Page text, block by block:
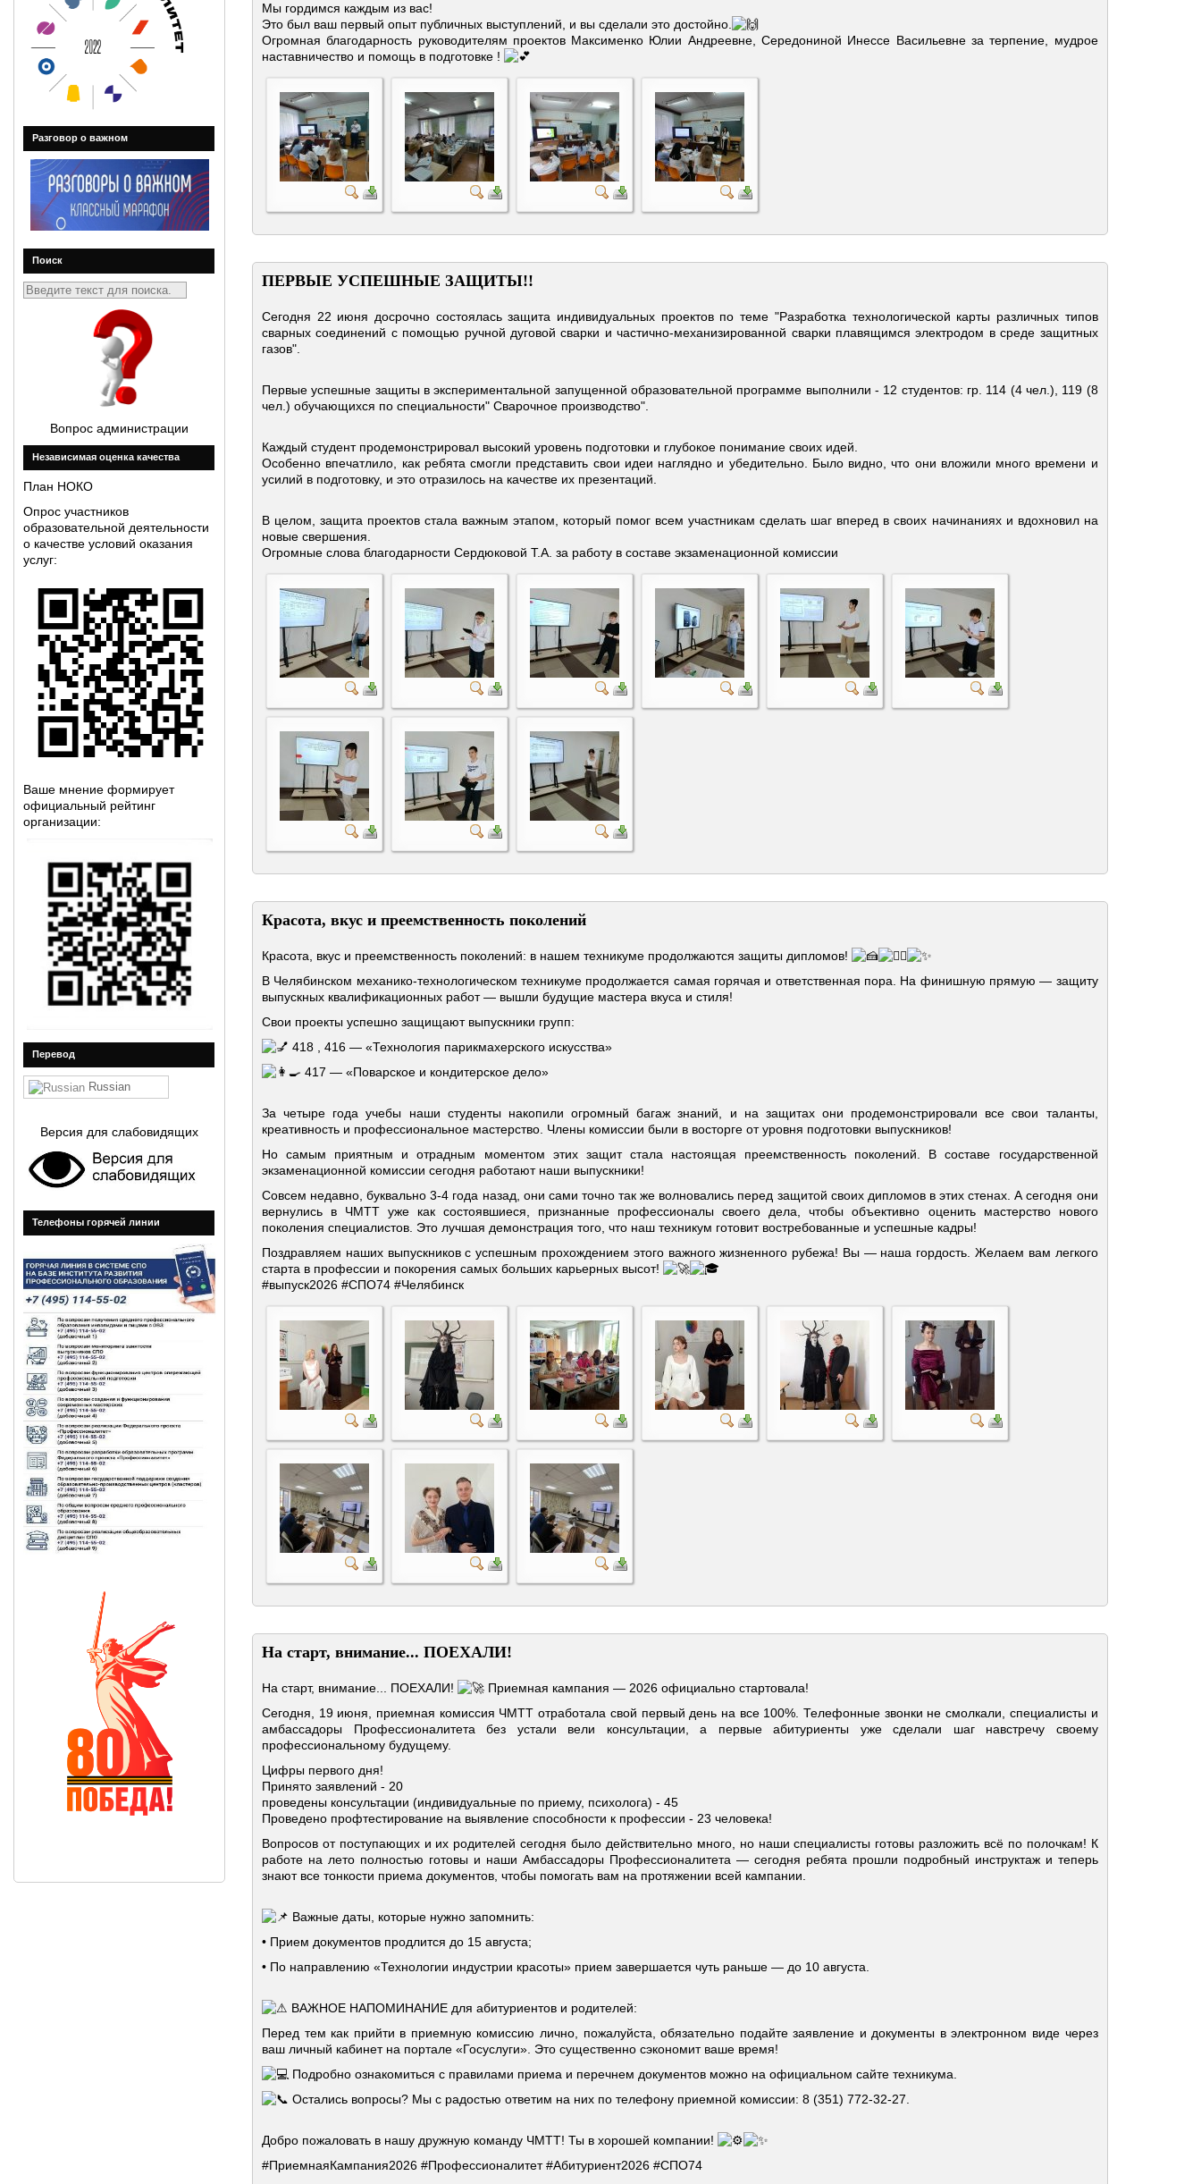
Разговор о важном
Поиск
Вопрос администрации
Незавиcимая оценка качества
План НОКО
Опрос участников
образовательной деятельности
о качестве условий оказания
услуг:
Ваше мнение формирует
официальный рейтинг
организации:
Перевод
Russian
Версия для слабовидящих
Телефоны горячей линии
Мы гордимся каждым из вас!
Это был ваш первый опыт публичных выступлений, и вы сделали это достойно.
Огромная благодарность руководителям проектов Максименко Юлии Андреевне, Середониной Инессе Васильевне за терпение, мудрое
наставничество и помощь в подготовке !
ПЕРВЫЕ УСПЕШНЫЕ ЗАЩИТЫ!!
Сегодня 22 июня досрочно состоялась защита индивидуальных проектов по теме "Разработка технологической карты различных типов
сварных соединений с помощью ручной дуговой сварки и частично-механизированной сварки плавящимся электродом в среде защитных
газов".
Первые успешные защиты в экспериментальной запущенной образовательной программе выполнили - 12 студентов: гр. 114 (4 чел.), 119 (8
чел.) обучающихся по специальности" Сварочное производство".
Каждый студент продемонстрировал высокий уровень подготовки и глубокое понимание своих идей.
Особенно впечатлило, как ребята смогли представить свои идеи наглядно и убедительно. Было видно, что они вложили много времени и
усилий в подготовку, и это отразилось на качестве их презентаций.
В целом, защита проектов стала важным этапом, который помог всем участникам сделать шаг вперед в своих начинаниях и вдохновил на
новые свершения.
Огромные слова благодарности Сердюковой Т.А. за работу в составе экзаменационной комиссии
Красота, вкус и преемственность поколений
Красота, вкус и преемственность поколений: в нашем техникуме продолжаются защиты дипломов!
В Челябинском механико-технологическом техникуме продолжается самая горячая и ответственная пора. На финишную прямую — защиту
выпускных квалификационных работ — вышли будущие мастера вкуса и стиля!
Свои проекты успешно защищают выпускники групп:
418 , 416 — «Технология парикмахерского искусства»
417 — «Поварское и кондитерское дело»
За четыре года учебы наши студенты накопили огромный багаж знаний, и на защитах они продемонстрировали все свои таланты,
креативность и профессиональное мастерство. Члены комиссии были в восторге от уровня подготовки выпускников!
Но самым приятным и отрадным моментом этих защит стала настоящая преемственность поколений. В составе государственной
экзаменационной комиссии сегодня работают наши выпускники!
Совсем недавно, буквально 3-4 года назад, они сами точно так же волновались перед защитой своих дипломов в этих стенах. А сегодня они
вернулись в ЧМТТ уже как состоявшиеся, признанные профессионалы своего дела, чтобы объективно оценить мастерство нового
поколения специалистов. Это лучшая демонстрация того, что наш техникум готовит востребованные и успешные кадры!
Поздравляем наших выпускников с успешным прохождением этого важного жизненного рубежа! Вы — наша гордость. Желаем вам легкого
старта в профессии и покорения самых больших карьерных высот!
#выпуск2026 #СПО74 #Челябинск
На старт, внимание... ПОЕХАЛИ!
На старт, внимание... ПОЕХАЛИ!
Приемная кампания — 2026 официально стартовала!
Сегодня, 19 июня, приемная комиссия ЧМТТ отработала свой первый день на все 100%. Телефонные звонки не смолкали, специалисты и
амбассадоры Профессионалитета без устали вели консультации, а первые абитуриенты уже сделали шаг навстречу своему
профессиональному будущему.
Цифры первого дня!
Принято заявлений - 20
проведены консультации (индивидуальные по приему, психолога) - 45
Проведено профтестирование на выявление способности к профессии - 23 человека!
Вопросов от поступающих и их родителей сегодня было действительно много, но наши специалисты готовы разложить всё по полочкам! К
работе на лето полностью готовы и наши Амбассадоры Профессионалитета — сегодня ребята прошли подробный инструктаж и теперь
знают все тонкости приема документов, чтобы помогать вам на протяжении всей кампании.
Важные даты, которые нужно запомнить:
• Прием документов продлится до 15 августа;
• По направлению «Технологии индустрии красоты» прием завершается чуть раньше — до 10 августа.
ВАЖНОЕ НАПОМИНАНИЕ для абитуриентов и родителей:
Перед тем как прийти в приемную комиссию лично, пожалуйста, обязательно подайте заявление и документы в электронном виде через
ваш личный кабинет на портале «Госуслуги». Это существенно сэкономит ваше время!
Подробно ознакомиться с правилами приема и перечнем документов можно на официальном сайте техникума.
Остались вопросы? Мы с радостью ответим на них по телефону приемной комиссии: 8 (351) 772-32-27.
Добро пожаловать в нашу дружную команду ЧМТТ! Ты в хорошей компании!
#ПриемнаяКампания2026 #Профессионалитет #Абитуриент2026 #СПО74